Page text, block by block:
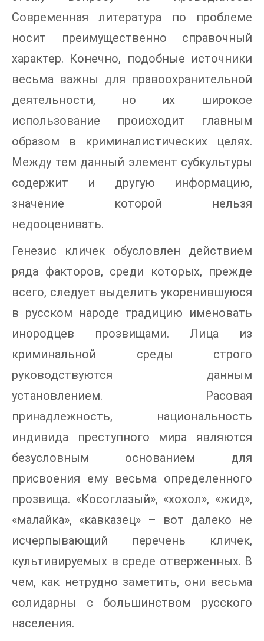
Современная литература по проблеме
носит преимущественно справочный
характер. Конечно, подобные источники
весьма важны для правоохранительной
деятельности, но их широкое
использование происходит главным
образом в криминалистических целях.
Между тем данный элемент субкультуры
содержит и другую информацию,
значение которой нельзя
недооценивать.
Генезис кличек обусловлен действием
ряда факторов, среди которых, прежде
всего, следует выделить укоренившуюся
в русском народе традицию именовать
инородцев прозвищами. Лица из
криминальной среды строго
руководствуются данным
установлением. Расовая
принадлежность, национальность
индивида преступного мира являются
безусловным основанием для
присвоения ему весьма определенного
прозвища. «Косоглазый», «хохол», «жид»,
«малайка», «кавказец» – вот далеко не
исчерпывающий перечень кличек,
культивируемых в среде отверженных. В
чем, как нетрудно заметить, они весьма
солидарны с большинством русского
населения.